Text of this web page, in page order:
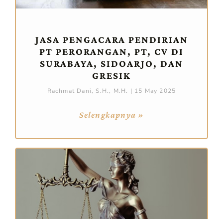
JASA PENGACARA PENDIRIAN
PT PERORANGAN, PT, CV DI
SURABAYA, SIDOARJO, DAN
GRESIK
Rachmat Dani, S.H., M.H. 15 May 2025
Selengkapnya »